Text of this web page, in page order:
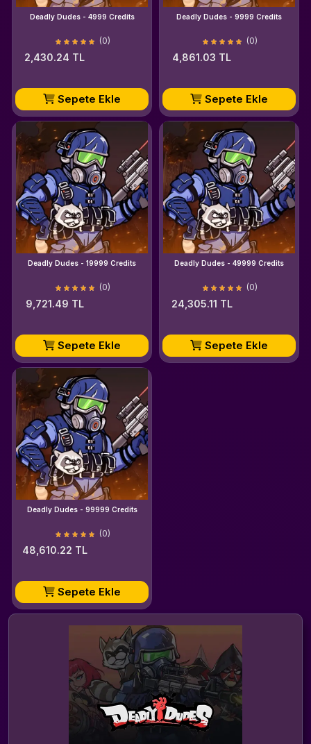
Deadly Dudes - 4999 Credits
(0)
2,430.24 TL
Sepete Ekle
Deadly Dudes - 9999 Credits
(0)
4,861.03 TL
Sepete Ekle
Deadly Dudes - 19999 Credits
(0)
9,721.49 TL
Sepete Ekle
Deadly Dudes - 49999 Credits
(0)
24,305.11 TL
Sepete Ekle
Deadly Dudes - 99999 Credits
(0)
48,610.22 TL
Sepete Ekle